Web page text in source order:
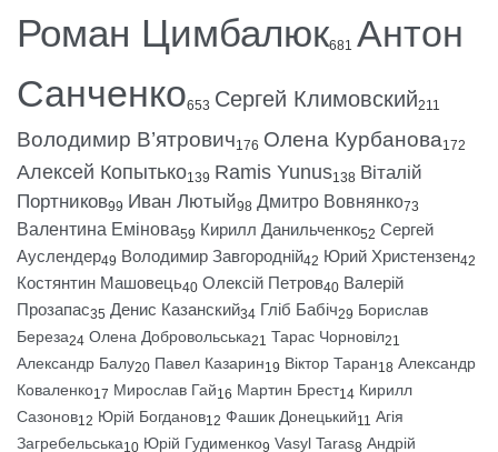
Роман Цимбалюк681 Антон
Санченко653 Сергей Климовский211
Володимир В’ятрович176 Олена Курбанова172
Алексей Копытько139 Ramis Yunus138 Віталій
Портников99 Иван Лютый98 Дмитро Вовнянко73
Валентина Емінова59 Кирилл Данильченко52 Сергей
Ауслендер49 Володимир Завгородній42 Юрий Христензен42
Костянтин Машовець40 Олексій Петров40 Валерій
Прозапас35 Денис Казанский34 Гліб Бабіч29 Борислав
Береза24 Олена Добровольська21 Тарас Чорновіл21
Александр Балу20 Павел Казарин19 Віктор Таран18 Александр
Коваленко17 Мирослав Гай16 Мартин Брест14 Кирилл
Сазонов12 Юрій Богданов12 Фашик Донецький11 Агія
Загребельська10 Юрій Гудименко9 Vasyl Taras8 Андрій